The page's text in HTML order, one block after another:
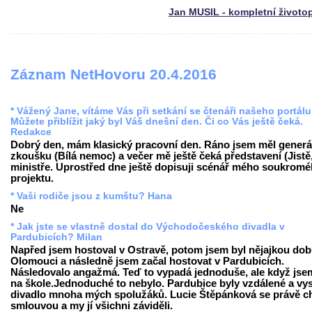
Jan MUSIL - kompletní
Záznam NetHovoru 20.4.2016
* Vážený Jane, vítáme Vás při setkání se čtenáři našeho
Můžete přiblížit jaký byl Váš dnešní den. Či co Vás ještě čeká.
Redakce
Dobrý den, mám klasický pracovní den. Ráno jsem měl
zkoušku (Bílá nemoc) a večer mě ještě čeká představení
ministře. Uprostřed dne ještě dopisuji scénář mého
projektu.
* Vaši rodiče jsou z kumštu? Hana
Ne
* Jak jste se vlastně dostal do Východočeského divadla v
Pardubicích? Milan
Napřed jsem hostoval v Ostravě, potom jsem byl nějajkou
Olomouci a následně jsem začal hostovat v Pardubicích.
Následovalo angažmá. Teď to vypadá jednoduše, ale když
na škole.Jednoduché to nebylo. Pardubice byly vzdálené a
divadlo mnoha mých spolužáků. Lucie Štěpánková se právě
smlouvou a my jí všichni záviděli.